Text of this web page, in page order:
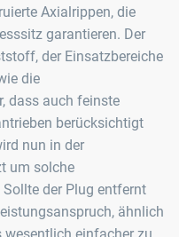
Axialrippen, die
garantieren. Der
der Einsatzbereiche
die
dass auch feinste
berücksichtigt
nun in der
um solche
der Plug entfernt
ähnlich